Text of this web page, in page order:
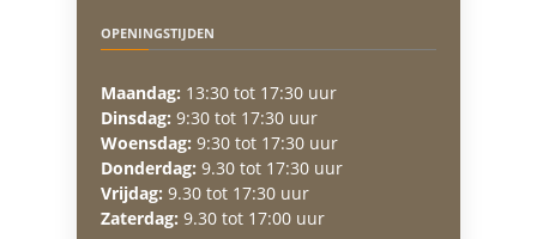
OPENINGSTIJDEN
Maandag: 13:30 tot 17:30 uur
Dinsdag: 9:30 tot 17:30 uur
Woensdag: 9:30 tot 17:30 uur
Donderdag: 9.30 tot 17:30 uur
Vrijdag: 9.30 tot 17:30 uur
Zaterdag: 9.30 tot 17:00 uur